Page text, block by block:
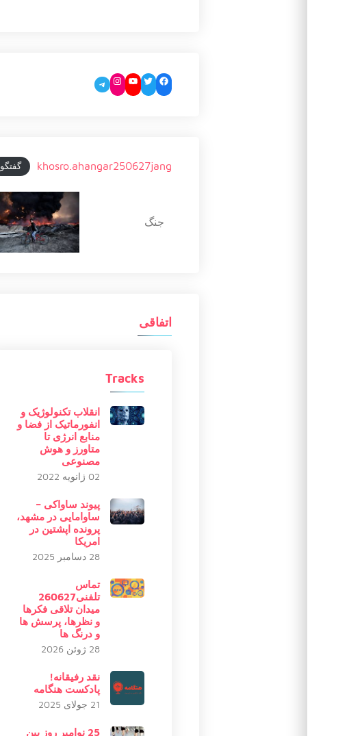
Facebook
Twitter
YouTube
Instagram
Telegram
khosro.ahangar250627jang گفتگو
جنگ
اتفاقی
Tracks
انقلاب تکنولوژیک و
انفورماتیک از فضا و
منابع انرژی تا
متاورز و هوش
مصنوعی
02 ژانویه 2022
پیوند ساواکی –
ساوامایی در مشهد،
پرونده اپشتین در
امریکا
28 دسامبر 2025
تماس
تلفنی260627
میدان تلاقی فکرها
و نظرها، پرسش ها
و درنگ ها
28 ژوئن 2026
نقد رفیقانه!
پادکست هنگامه
21 جولای 2025
25 نوامبر روز بین